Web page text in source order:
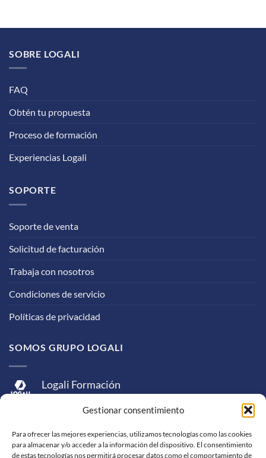
Gestionar consentimiento
Para ofrecer las mejores experiencias, utilizamos tecnologías como las cookies
para almacenar y/o acceder a la información del dispositivo. El consentimiento
de estas tecnologías nos permitirá procesar datos como el comportamiento de
SOBRE LOGALI
FAQ
Obtén tu propuesta
Proceso de formación
Experiencias Logali
SOPORTE
Soporte de venta
Solicitud de facturación
Trabaja con nosotros
Condiciones de servicio
Políticas de privacidad
SOMOS GRUPO LOGALI
Logali Formación
Logali Consultoría
Logali Ingeniería